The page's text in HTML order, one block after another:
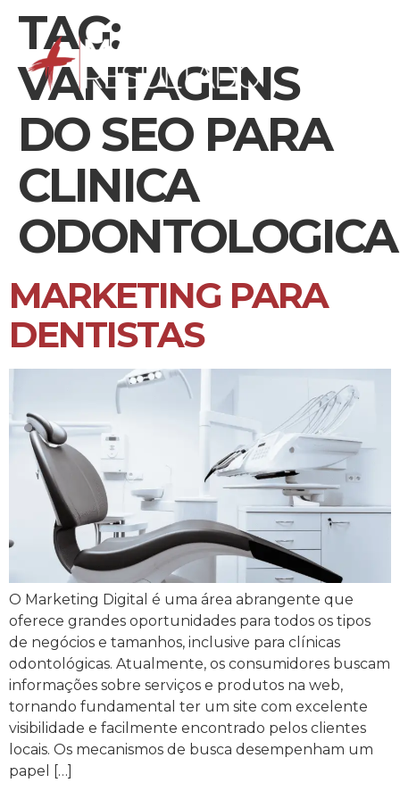
TAG:
VANTAGENS
DO SEO PARA
CLINICA
ODONTOLOGICA
MARKETING PARA
DENTISTAS
O Marketing Digital é uma área abrangente que
oferece grandes oportunidades para todos os tipos
de negócios e tamanhos, inclusive para clínicas
odontológicas. Atualmente, os consumidores buscam
informações sobre serviços e produtos na web,
tornando fundamental ter um site com excelente
visibilidade e facilmente encontrado pelos clientes
locais. Os mecanismos de busca desempenham um
papel […]